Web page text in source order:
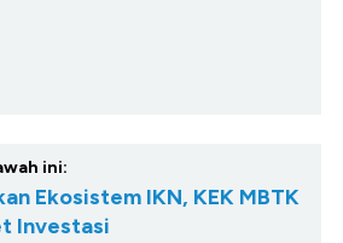
ini:
Ekosistem IKN, KEK MBTK
Investasi